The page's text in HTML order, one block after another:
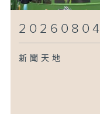
20260804
新聞天地